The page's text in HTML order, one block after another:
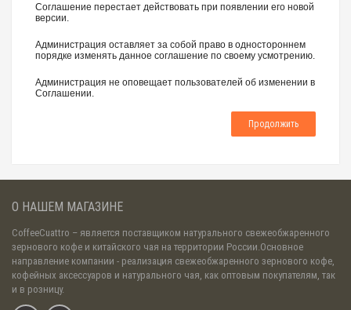
Соглашение перестает действовать при появлении его новой
версии.
Администрация оставляет за собой право в одностороннем
порядке изменять данное соглашение по своему усмотрению.
Администрация не оповещает пользователей об изменении в
Соглашении.
Продолжить
О НАШЕМ МАГАЗИНЕ
CoffeeCuattro – является поставщиком натурального свежеобжаренного
зернового кофе и китайского чая на территории России.Основное
направление компании - реализация свежеобжаренного зернового кофе,
кофейных аксессуаров и натурального чая, как оптовым покупателям, так
и в розницу.